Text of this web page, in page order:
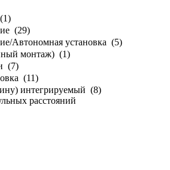
1)
(29)
Автономная установка (5)
монтаж) (1)
(7)
(11)
интегрируемый (8)
расстояний